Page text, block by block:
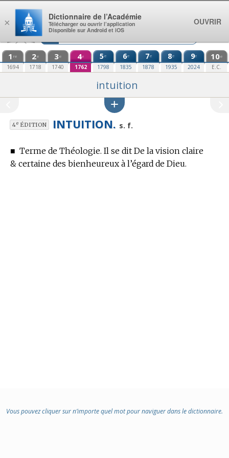
Aller au contenu
1 re
1694
2e
1718
3e
1740
4e
1762
5e
1798
6e
1835
7e
1878
8e
1935
9e
2024
10e
E.C.
intuition
4eÉDITION INTUITION. s. f.
■ Terme de Théologie. Il se dit De la vision claire
& certaine des bienheureux à l’égard de Dieu.
Vous pouvez cliquer sur n’importe quel mot pour naviguer dans le dictionnaire.
×
Dictionnaire de l’Académie
Télécharger ou ouvrir l’application
Disponible sur Android et iOS
OUVRIR